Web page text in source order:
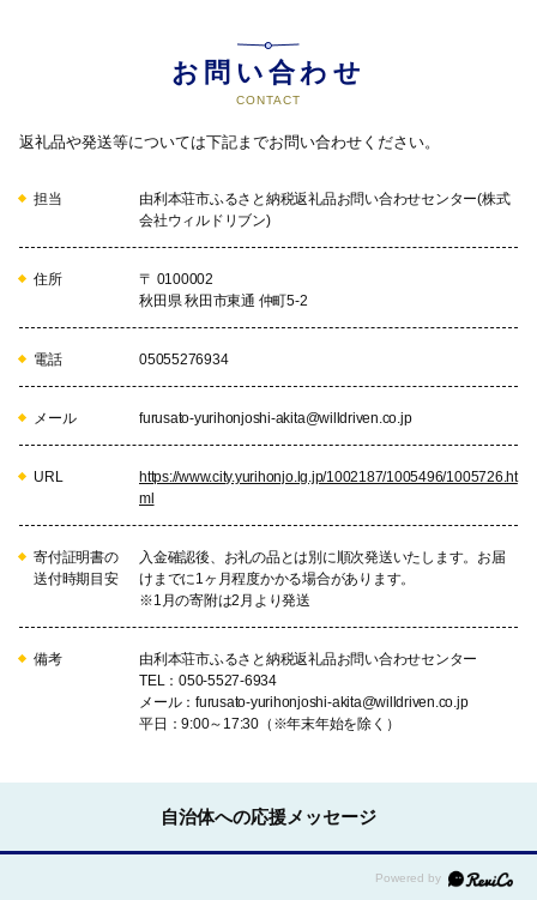
お問い合わせ
CONTACT
返礼品や発送等については下記までお問い合わせください。
担当
由利本荘市ふるさと納税返礼品お問い合わせセンター(株式
会社ウィルドリブン)
住所
〒 0100002
秋田県 秋田市東通 仲町5-2
電話 05055276934
メール furusato-yurihonjoshi-akita@willdriven.co.jp
URL
https://www.city.yurihonjo.lg.jp/1002187/1005496/1005726.ht
ml
寄付証明書の
送付時期目安
入金確認後、お礼の品とは別に順次発送いたします。お届
けまでに1ヶ月程度かかる場合があります。
※1月の寄附は2月より発送
備考
由利本荘市ふるさと納税返礼品お問い合わせセンター
TEL：050-5527-6934
メール：furusato-yurihonjoshi-akita@willdriven.co.jp
平日：9:00～17:30（※年末年始を除く）
自治体への応援メッセージ